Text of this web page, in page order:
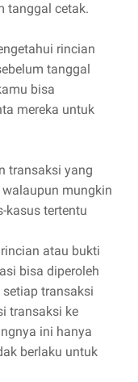
tanggal cetak.
rincian
tanggal
bisa
mereka untuk
transaksi yang
mungkin
kasus tertentu
atau bukti
bisa diperoleh
transaksi
transaksi ke
ini hanya
berlaku untuk